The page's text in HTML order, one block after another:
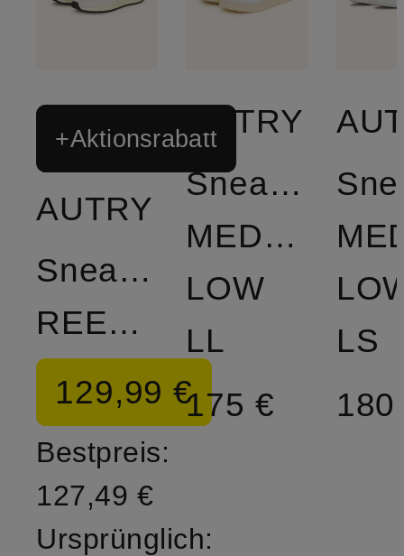
+Aktionsrabatt
AUTRY
Sneaker
REELWIND
129,99 €
Bestpreis:
127,49 €
Ursprünglich:
AUTRY
Sneaker
MEDALIST
LOW
LL
175 €
LS
180